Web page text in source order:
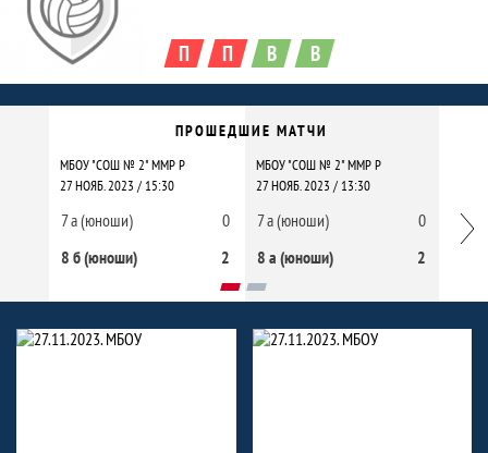
П П В В
Команда 7 а (юноши)
Календарь прошедших и будущих матчей
ПРОШЕДШИЕ МАТЧИ
МБОУ "СОШ № 2" ММР Р
27 НОЯБ. 2023 / 15:30
7 а (юноши)
0
8 б (юноши)
2
МБОУ "СОШ № 2" ММР Р
27 НОЯБ. 2023 / 13:30
7 а (юноши)
0
8 а (юноши)
2
7 а
Фото